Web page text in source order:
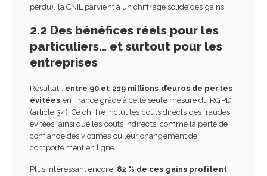
perdu), la CNIL parvient à un chiffrage solide des gains.
2.2 Des bénéfices réels pour les
particuliers… et surtout pour les
entreprises
Résultat : entre 90 et 219 millions d’euros de pertes
évitées en France grâce à cette seule mesure du RGPD
(article 34). Ce chiffre inclut les coûts directs des fraudes
évitées, ainsi que les coûts indirects, comme la perte de
confiance des victimes ou leur changement de
comportement en ligne.
Plus intéressant encore, 82 % de ces gains profitent